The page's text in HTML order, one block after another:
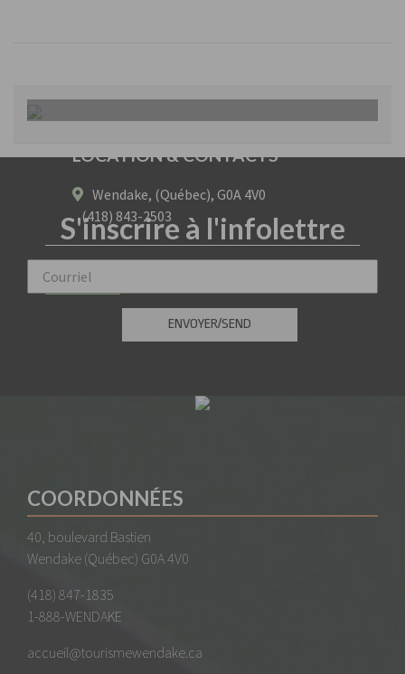
LOCATION & CONTACTS
Wendake, (Québec), G0A 4V0
(418) 843-2503
SITE WEB
S'inscrire à l'infolettre
COORDONNÉES
40, boulevard Bastien
Wendake (Québec) G0A 4V0
(418) 847-1835
1-888-WENDAKE
accueil@tourismewendake.ca